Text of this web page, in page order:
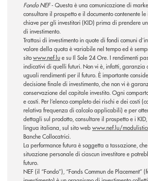
Fondo NEF- Questa è una comunicazione di
consultare il prospetto e il documento contenente
chiave per gli investitori (KID) prima di prendere
di investimento.
Trattasi di investimento in quote di fondi comuni
valore della quota è variabile nel tempo ed è
sitowww.nef.lue su Il Sole 24 Ore. I rendimenti
indicativi di quelli futuri. Non vi è, infatti, garanzia
uguali rendimenti per il futuro. È importante
decisione finale di investimento, che non vi è
conservazione del capitale investito. Ogni
e costi. Per l’elenco completo dei rischi e dei costi
relativa frequenza di calcolo applicabili) e per
dettagli sul prodotto, consultare il prospetto e i
lingua italiana, sul sito webwww.nef.lu/
Banche Collocatrici.
La performance futura è soggetta a tassazione,
situazione personale di ciascun investitore e
futuro.
NEF (il “Fondo”), “Fonds Commun de Placement”